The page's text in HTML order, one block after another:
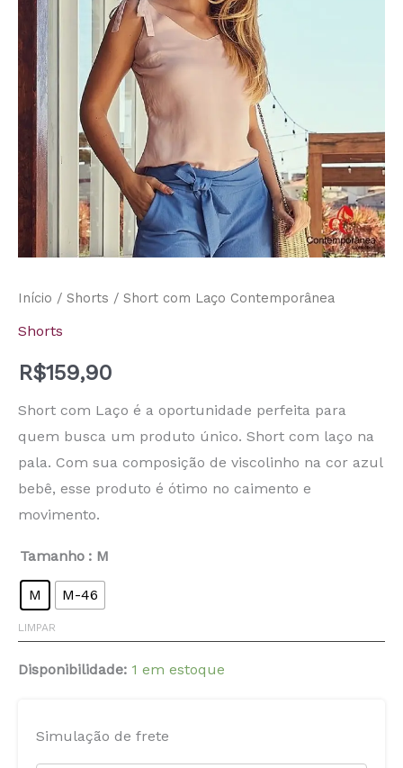
Início / Shorts / Short com Laço Contemporânea
Shorts
R$159,90
Short com Laço é a oportunidade perfeita para
quem busca um produto único. Short com laço na
pala. Com sua composição de viscolinho na cor azul
bebê, esse produto é ótimo no caimento e
movimento.
Tamanho : M
M M-46
LIMPAR
Disponibilidade: 1 em estoque
Simulação de frete
quantidade